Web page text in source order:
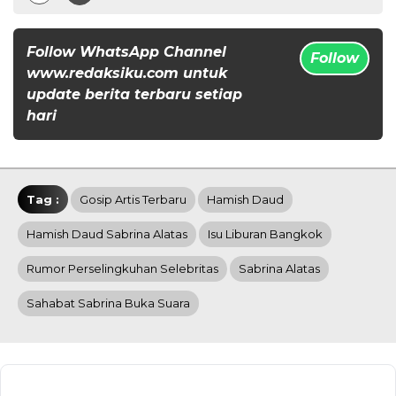
Follow WhatsApp Channel
www.redaksiku.com untuk
update berita terbaru setiap
hari
Follow
Tag : Gosip Artis Terbaru Hamish Daud
Hamish Daud Sabrina Alatas Isu Liburan Bangkok
Rumor Perselingkuhan Selebritas Sabrina Alatas
Sahabat Sabrina Buka Suara